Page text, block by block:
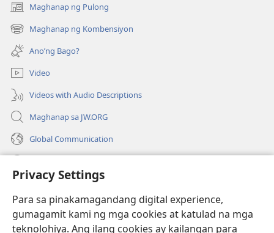
Privacy Settings
Para sa pinakamagandang digital experience,
gumagamit kami ng mga cookies at katulad na mga
teknolohiya. Ang ilang cookies ay kailangan para
Maghanap ng Pulong
(may
bubukas
na
bagong
window)
Maghanap ng Kombensiyon
(may
bubukas
na
bagong
window)
Ano’ng Bago?
Video
Videos with Audio Descriptions
Maghanap sa JW.ORG
Global Communication
(may
na
Watchtower ONLINE LIBRARY™